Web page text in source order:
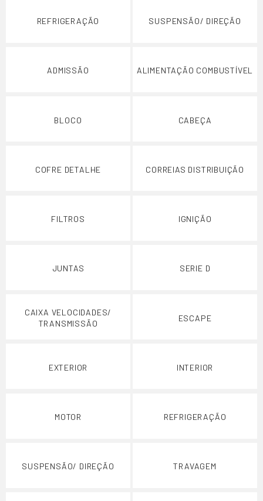
REFRIGERAÇÃO SUSPENSÃO/ DIREÇÃO
ADMISSÃO ALIMENTAÇÃO COMBUSTÍVEL
BLOCO CABEÇA
COFRE DETALHE CORREIAS DISTRIBUIÇÃO
FILTROS IGNIÇÃO
JUNTAS SERIE D
CAIXA VELOCIDADES/
TRANSMISSÃO
ESCAPE
EXTERIOR INTERIOR
MOTOR REFRIGERAÇÃO
SUSPENSÃO/ DIREÇÃO TRAVAGEM